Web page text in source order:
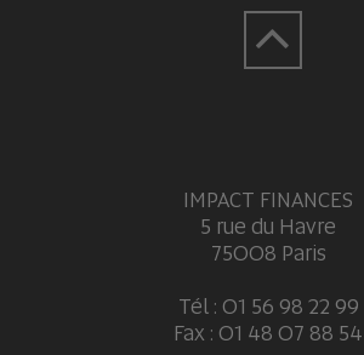
IMPACT FINANCES
5 rue du Havre
75008 Paris
Tél : 01 56 98 22 99
Fax : 01 48 07 88 54